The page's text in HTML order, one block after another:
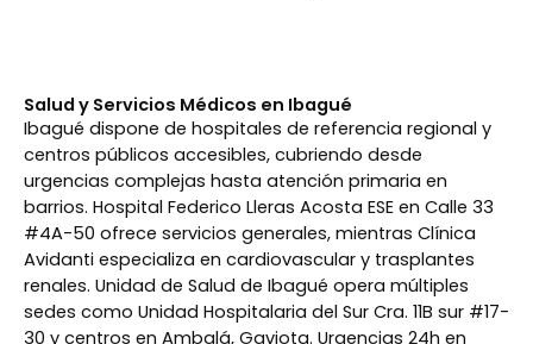
Salud y Servicios Médicos en Ibagué
Ibagué dispone de hospitales de referencia regional y
centros públicos accesibles, cubriendo desde
urgencias complejas hasta atención primaria en
barrios. Hospital Federico Lleras Acosta ESE en Calle 33
#4A-50 ofrece servicios generales, mientras Clínica
Avidanti especializa en cardiovascular y trasplantes
renales. Unidad de Salud de Ibagué opera múltiples
sedes como Unidad Hospitalaria del Sur Cra. 11B sur #17-
30 y centros en Ambalá, Gaviota. Urgencias 24h en